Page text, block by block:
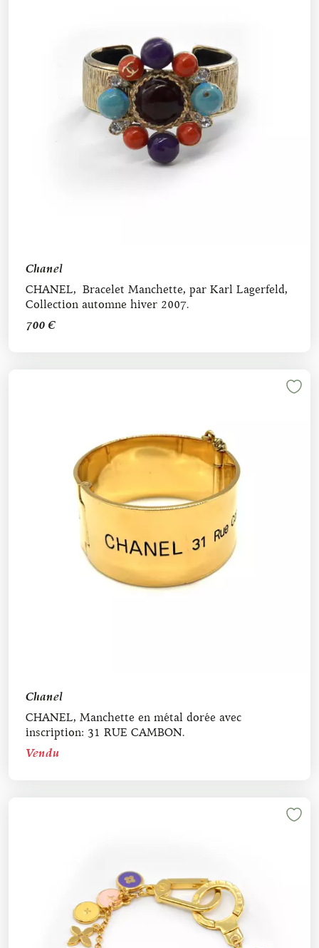
Chanel
CHANEL, Bracelet Manchette, par Karl Lagerfeld,
Collection automne hiver 2007.
700 €
Chanel
CHANEL, Manchette en métal dorée avec
inscription: 31 RUE CAMBON.
Vendu